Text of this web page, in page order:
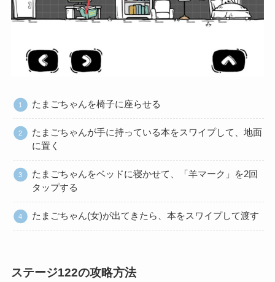
たまごちゃんを椅子に座らせる
たまごちゃんが手に持っている本をスワイプして、地面
に置く
たまごちゃんをベッドに寝かせて、「羊マーク」を2回
タップする
たまごちゃん(女)が出てきたら、本をスワイプして渡す
ステージ122の攻略方法